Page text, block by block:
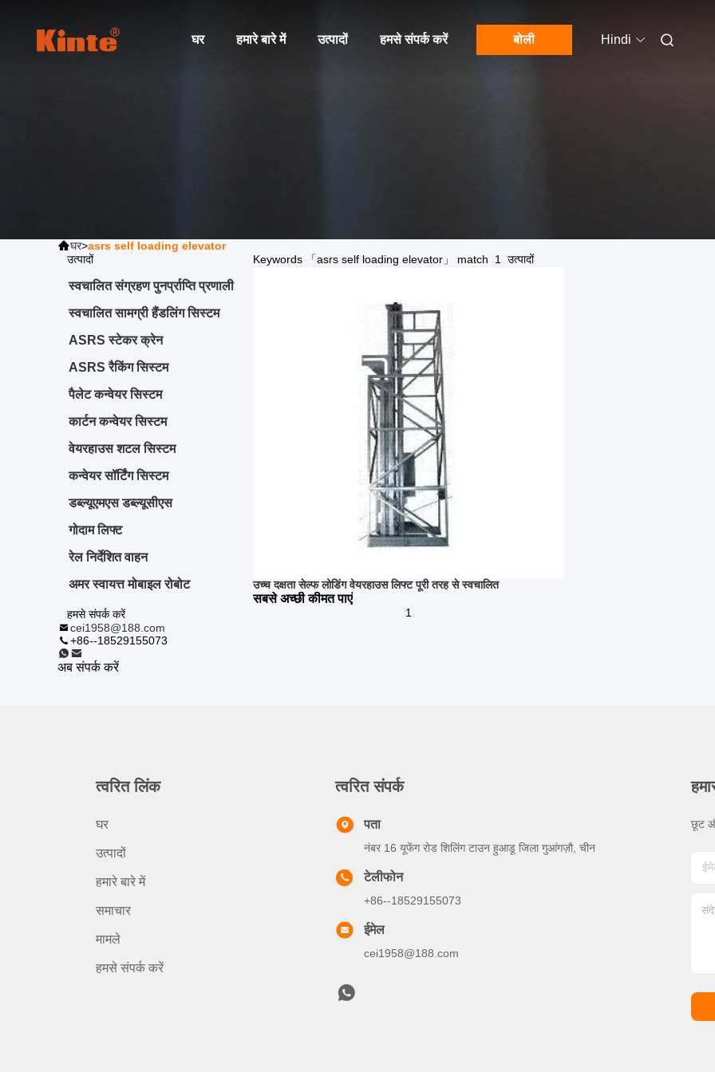
घर हमारे बारे में उत्पादों हमसे संपर्क करें बोली Hindi
asrs self loading elevator
घर>asrs self loading elevator
उत्पादों
स्वचालित संग्रहण पुनर्प्राप्ति प्रणाली
स्वचालित सामग्री हैंडलिंग सिस्टम
ASRS स्टेकर क्रेन
ASRS रैकिंग सिस्टम
पैलेट कन्वेयर सिस्टम
कार्टन कन्वेयर सिस्टम
वेयरहाउस शटल सिस्टम
कन्वेयर सॉर्टिंग सिस्टम
डब्ल्यूएमएस डब्ल्यूसीएस
गोदाम लिफ्ट
रेल निर्देशित वाहन
अमर स्वायत्त मोबाइल रोबोट
हमसे संपर्क करें
cei1958@188.com
+86--18529155073
अब संपर्क करें
Keywords 「asrs self loading elevator」 match 1 उत्पादों
उच्च दक्षता सेल्फ लोडिंग वेयरहाउस लिफ्ट पूरी तरह से स्वचालित
सबसे अच्छी कीमत पाएं
1
त्वरित लिंक
घर
उत्पादों
हमारे बारे में
समाचार
मामले
हमसे संपर्क करें
त्वरित संपर्क
पता
नंबर 16 यूफेंग रोड शिलिंग टाउन हुआडू जिला गुआंगज़ौ, चीन
टेलीफोन
+86--18529155073
ईमेल
cei1958@188.com
छूट